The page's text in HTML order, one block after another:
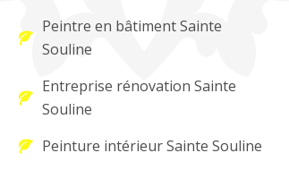
Peintre en bâtiment Sainte
Souline
Entreprise rénovation Sainte
Souline
Peinture intérieur Sainte Souline